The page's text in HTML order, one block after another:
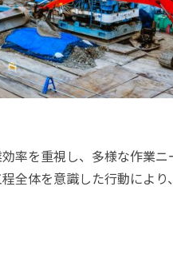
率を重視し、多様な作業
全体を意識した行動により